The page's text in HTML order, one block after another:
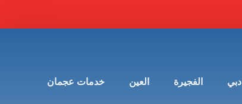
دبي الفجيرة العين خدمات عجمان